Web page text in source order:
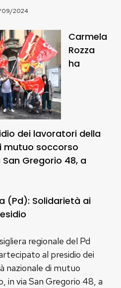
09/2024
Carmela
Rozza
ha
dei lavoratori della
mutuo soccorso
San Gregorio 48, a
(Pd): Solidarietà ai
regionale del Pd
al presidio dei
nazionale di mutuo
in via San Gregorio 48, a